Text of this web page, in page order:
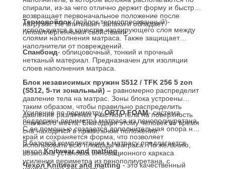
спирали, из-за чего отлично держит форму и быстро
возвращает первоначальное положение после
нагрузки. Не впитывает запахи и обладает
гипоаллергенными свойствами.
Термовойлок(войлок термопресованный)-
используется в качестве изолирующего слоя между
слоями наполнения матраса. Также защищает
наполнители от повреждений.
Спанбонд- облицовочный, тонкий и прочный
нетканый материал. Предназначен для изоляции
слоев наполнения матраса.
Блок независимых пружин S512 / TFK 256 5 zon
(S512, 5-ти зональный) – равномерно распределит
давление тела на матрас. Зоны блока устроены
таким образом, чтобы правильно распределить
давление различных участков тела на поверхность
спального места. Благодаря этому человек во время
сна находится в правильном положении.
Усиление по периметруORTO FOAM- система
поддержки периметра матраса из пенополиуретана.
С ее помощью создается дополнительная опора на
край и сохраняется форма, что позволяет
использовать всю площадь матраса. По желанию,
возможна установка инновационного каркаса
усиления периметра из пенополиуретана, с
В базовой комплектации к матрасу предлагается
чехолKnitwear and matting.
Чехол Knitwear and matting- это качественный